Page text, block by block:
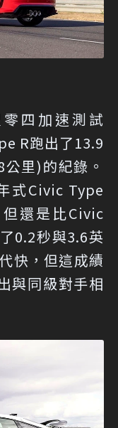
四加速測試
R跑出了13.9
里)的紀錄。
式Civic Type
還是比Civic
0.2秒與3.6英
快，但這成績
與同級對手相